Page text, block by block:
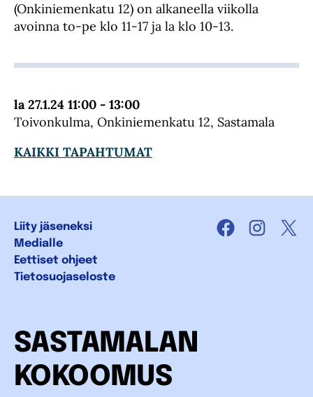
(Onkiniemenkatu 12) on alkaneella viikolla
avoinna to-pe klo 11-17 ja la klo 10-13.
la 27.1.24 11:00 - 13:00
Toivonkulma, Onkiniemenkatu 12, Sastamala
KAIKKI TAPAHTUMAT
Liity jäseneksi
Medialle
Eettiset ohjeet
Tietosuojaseloste
Facebook X
SASTAMALAN
KOKOOMUS